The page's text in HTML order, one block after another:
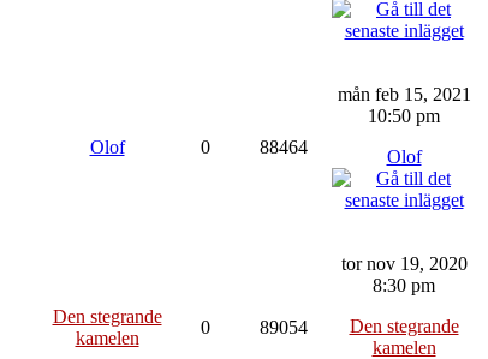
Olof 0 88464
mån feb 15, 2021
10:50 pm
Olof
Den stegrande
kamelen
0 89054
tor nov 19, 2020
8:30 pm
Den stegrande
kamelen